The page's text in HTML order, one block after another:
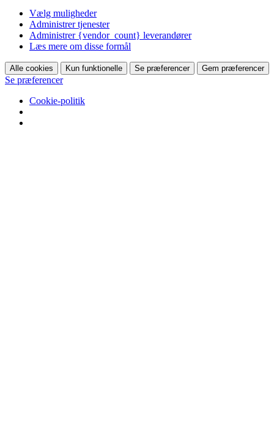
Vælg muligheder
Administrer tjenester
Administrer {vendor_count} leverandører
Læs mere om disse formål
Alle cookies Kun funktionelle Se præferencer Gem præferencer
Se præferencer
Cookie-politik